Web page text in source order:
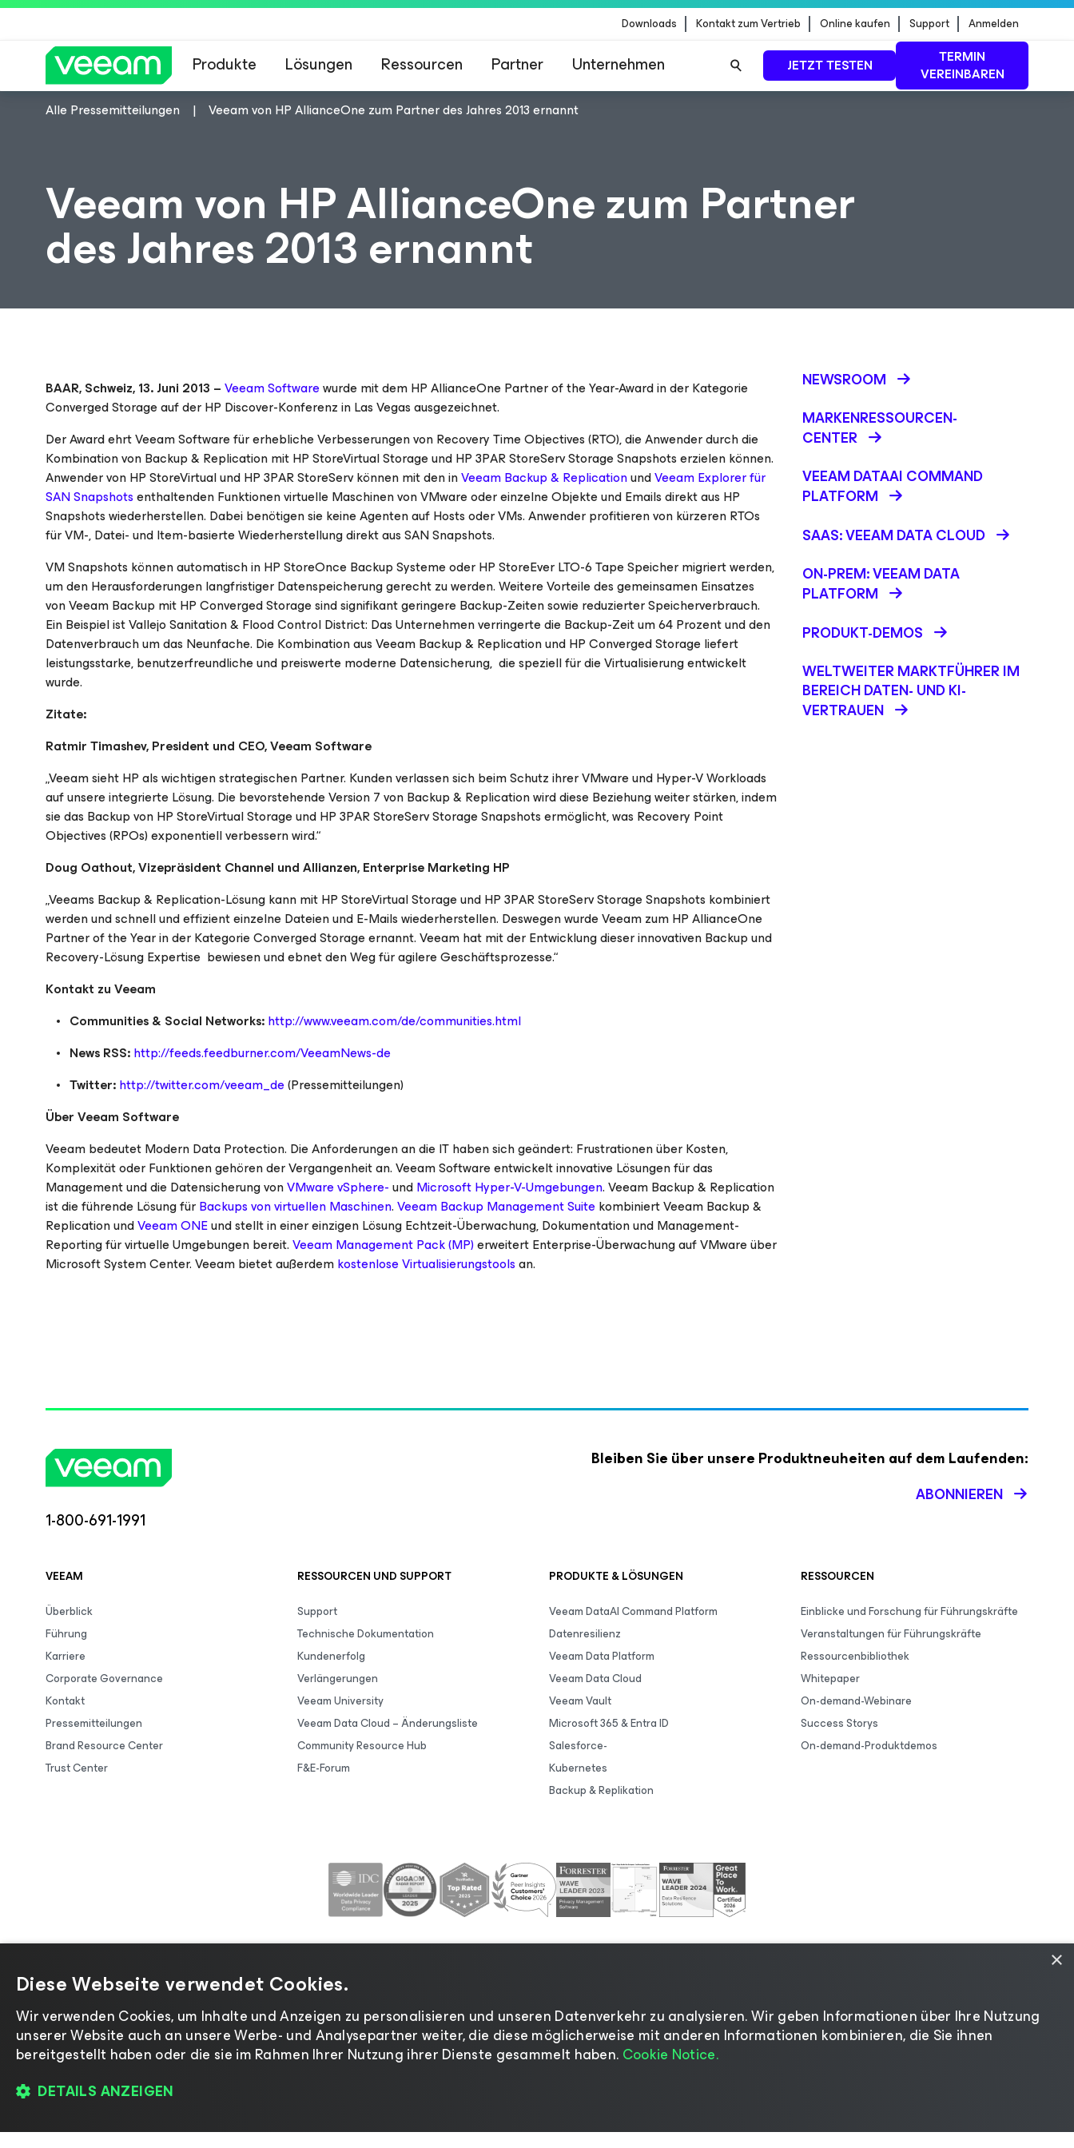
Downloads Kontakt zum Vertrieb Online kaufen Support Anmelden
Produkte Lösungen Ressourcen Partner Unternehmen JETZT TESTEN
TERMIN
VEREINBAREN
Alle Pressemitteilungen Veeam von HP AllianceOne zum Partner des Jahres 2013 ernannt
Veeam von HP AllianceOne zum Partner
des Jahres 2013 ernannt
BAAR, Schweiz, 13. Juni 2013 –Veeam Softwarewurde mit dem HP AllianceOne Partner of the Year-Award in der Kategorie
Converged Storage auf der HP Discover-Konferenz in Las Vegas ausgezeichnet.
Der Award ehrt Veeam Software für erhebliche Verbesserungen von Recovery Time Objectives (RTO), die Anwender durch die
Kombination von Backup & Replication mit HP StoreVirtual Storage und HP 3PAR StoreServ Storage Snapshots erzielen können.
Anwender von HP StoreVirtual und HP 3PAR StoreServ können mit den inVeeam Backup & ReplicationundVeeam Explorer für
SAN Snapshotsenthaltenden Funktionen virtuelle Maschinen von VMware oder einzelne Objekte und Emails direkt aus HP
Snapshots wiederherstellen. Dabei benötigen sie keine Agenten auf Hosts oder VMs. Anwender profitieren von kürzeren RTOs
für VM-, Datei- und Item-basierte Wiederherstellung direkt aus SAN Snapshots.
VM Snapshots können automatisch in HP StoreOnce Backup Systeme oder HP StoreEver LTO-6 Tape Speicher migriert werden,
um den Herausforderungen langfristiger Datenspeicherung gerecht zu werden. Weitere Vorteile des gemeinsamen Einsatzes
von Veeam Backup mit HP Converged Storage sind signifikant geringere Backup-Zeiten sowie reduzierter Speicherverbrauch.
Ein Beispiel ist Vallejo Sanitation & Flood Control District: Das Unternehmen verringerte die Backup-Zeit um 64 Prozent und den
Datenverbrauch um das Neunfache. Die Kombination aus Veeam Backup & Replication und HP Converged Storage liefert
leistungsstarke, benutzerfreundliche und preiswerte moderne Datensicherung, die speziell für die Virtualisierung entwickelt
wurde.
Zitate:
Ratmir Timashev, President und CEO, Veeam Software
„Veeam sieht HP als wichtigen strategischen Partner. Kunden verlassen sich beim Schutz ihrer VMware und Hyper-V Workloads
auf unsere integrierte Lösung. Die bevorstehende Version 7 von Backup & Replication wird diese Beziehung weiter stärken, indem
sie das Backup von HP StoreVirtual Storage und HP 3PAR StoreServ Storage Snapshots ermöglicht, was Recovery Point
Objectives (RPOs) exponentiell verbessern wird.“
Doug Oathout, Vizepräsident Channel und Allianzen, Enterprise Marketing HP
„Veeams Backup & Replication-Lösung kann mit HP StoreVirtual Storage und HP 3PAR StoreServ Storage Snapshots kombiniert
werden und schnell und effizient einzelne Dateien und E-Mails wiederherstellen. Deswegen wurde Veeam zum HP AllianceOne
Partner of the Year in der Kategorie Converged Storage ernannt. Veeam hat mit der Entwicklung dieser innovativen Backup und
Recovery-Lösung Expertise bewiesen und ebnet den Weg für agilere Geschäftsprozesse.“
Kontakt zu Veeam
Communities & Social Networks:http://www.veeam.com/de/communities.html
News RSS:http://feeds.feedburner.com/VeeamNews-de
Twitter:http://twitter.com/veeam_de(Pressemitteilungen)
Über Veeam Software
Veeam bedeutet Modern Data Protection. Die Anforderungen an die IT haben sich geändert: Frustrationen über Kosten,
Komplexität oder Funktionen gehören der Vergangenheit an. Veeam Software entwickelt innovative Lösungen für das
Management und die Datensicherung vonVMware vSphere-undMicrosoft Hyper-V-Umgebungen. Veeam Backup & Replication
ist die führende Lösung fürBackups von virtuellen Maschinen.Veeam Backup Management Suitekombiniert Veeam Backup &
Replication undVeeam ONEund stellt in einer einzigen Lösung Echtzeit-Überwachung, Dokumentation und Management-
Reporting für virtuelle Umgebungen bereit.Veeam Management Pack (MP)erweitert Enterprise-Überwachung auf VMware über
Microsoft System Center. Veeam bietet außerdemkostenlose Virtualisierungstoolsan.
NEWSROOM
MARKENRESSOURCEN-
CENTER
VEEAM DATAAI COMMAND
PLATFORM
SAAS: VEEAM DATA CLOUD
ON-PREM: VEEAM DATA
PLATFORM
PRODUKT-DEMOS
WELTWEITER MARKTFÜHRER IM
BEREICH DATEN- UND KI-
VERTRAUEN
1-800-691-1991
Bleiben Sie über unsere Produktneuheiten auf dem Laufenden:
ABONNIEREN
VEEAM
Überblick
Führung
Karriere
Corporate Governance
Kontakt
Pressemitteilungen
Brand Resource Center
Trust Center
RESSOURCEN UND SUPPORT
Support
Technische Dokumentation
Kundenerfolg
Verlängerungen
Veeam University
Veeam Data Cloud – Änderungsliste
Community Resource Hub
F&E-Forum
PRODUKTE & LÖSUNGEN
Veeam DataAI Command Platform
Datenresilienz
Veeam Data Platform
Veeam Data Cloud
Veeam Vault
Microsoft 365 & Entra ID
Salesforce-
Kubernetes
Backup & Replikation
RESSOURCEN
Einblicke und Forschung für Führungskräfte
Veranstaltungen für Führungskräfte
Ressourcenbibliothek
Whitepaper
On-demand-Webinare
Success Storys
On-demand-Produktdemos
©2026 Veeam® Software |Datenschutzrichtlinie|Cookies| Rechtliches|Lizenzierungsrichtlinie|Lieferanten-Ressourcen|Impressum
×
Diese Webseite verwendet Cookies.
Wir verwenden Cookies, um Inhalte und Anzeigen zu personalisieren und unseren Datenverkehr zu analysieren. Wir geben Informationen über Ihre Nutzung
unserer Website auch an unsere Werbe- und Analysepartner weiter, die diese möglicherweise mit anderen Informationen kombinieren, die Sie ihnen
bereitgestellt haben oder die sie im Rahmen Ihrer Nutzung ihrer Dienste gesammelt haben. Cookie Notice.
DETAILS ANZEIGEN